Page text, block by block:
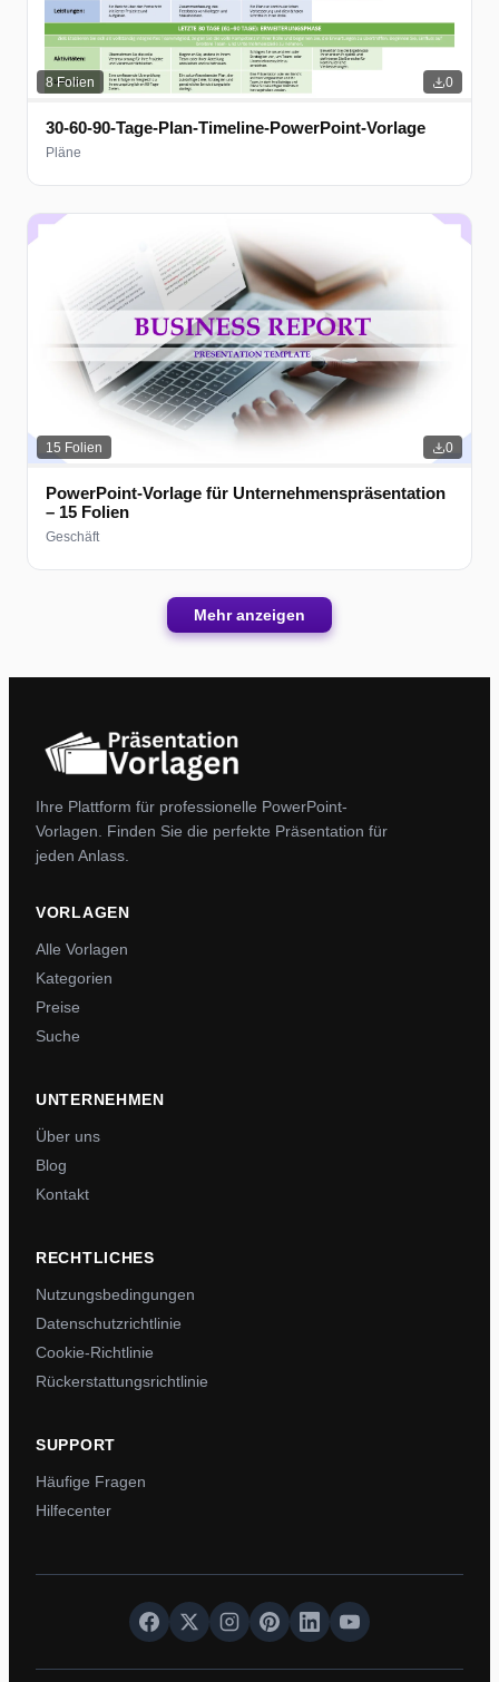
8 Folien 0
30-60-90-Tage-Plan-Timeline-PowerPoint-Vorlage
Pläne
15 Folien 0
PowerPoint-Vorlage für Unternehmenspräsentation
– 15 Folien
Geschäft
Mehr anzeigen
Ihre Plattform für professionelle PowerPoint-
Vorlagen. Finden Sie die perfekte Präsentation für
jeden Anlass.
VORLAGEN
Alle Vorlagen
Kategorien
Preise
Suche
UNTERNEHMEN
Über uns
Blog
Kontakt
RECHTLICHES
Nutzungsbedingungen
Datenschutzrichtlinie
Cookie-Richtlinie
Rückerstattungsrichtlinie
SUPPORT
Häufige Fragen
Hilfecenter